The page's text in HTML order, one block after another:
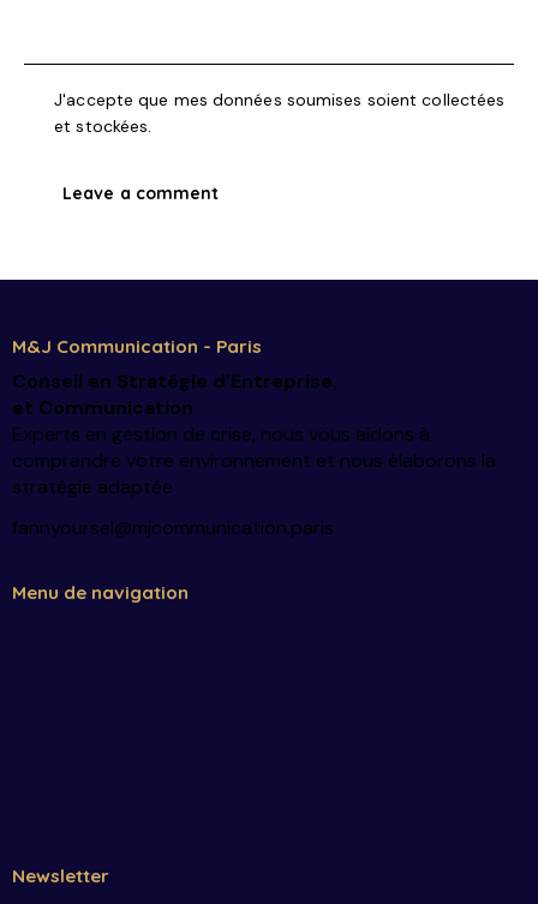
J'accepte que mes données soumises soient collectées
et stockées.
M&J Communication - Paris
Conseil en Stratégie d’Entreprise,
et Communication
Experts en gestion de crise, nous vous aidons à
comprendre votre environnement et nous élaborons la
stratégie adaptée
fannyoursel@mjcommunication.paris
Menu de navigation
Newsletter